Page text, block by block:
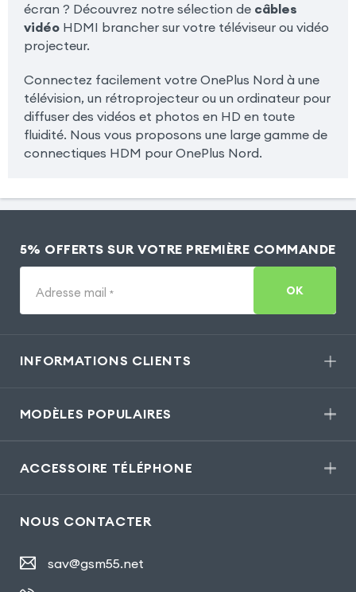
écran ? Découvrez notre sélection de câbles
vidéoHDMI brancher sur votre téléviseur ou vidéo
projecteur.
Connectez facilement votre OnePlus Nord à une
télévision, un rétroprojecteur ou un ordinateur pour
diffuser des vidéos et photos en HD en toute
fluidité. Nous vous proposons une large gamme de
connectiques HDM pour OnePlus Nord.
5% OFFERTS SUR VOTRE PREMIÈRE COMMANDE
Adresse mail * OK
INFORMATIONS CLIENTS
MODÈLES POPULAIRES
ACCESSOIRE TÉLÉPHONE
NOUS CONTACTER
sav@gsm55.net